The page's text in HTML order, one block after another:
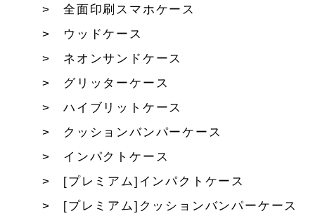
全面印刷スマホケース
ウッドケース
ネオンサンドケース
グリッターケース
ハイブリットケース
クッションバンパーケース
インパクトケース
[プレミアム]インパクトケース
[プレミアム]クッションバンパーケース